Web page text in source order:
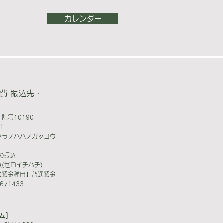
カレンダー
振込先・
記号10190
ノハハノガッコウ
振込 －
(ゼロイチハチ)
金種目】普通預金
］